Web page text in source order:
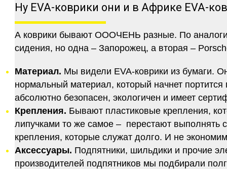
Ну EVA-коврики они и в Африке EVA-
А коврики бывают ОООЧЕНЬ разные. По
сидения, но одна – Запорожец, а вторая –
Материал. Мы видели EVA-коврики из бумаги.
нормальный материал, который начнет
абсолютно безопасен, экологичен и имеет
Крепления. Бывают пластиковые крепления,
липучками то же самое – перестают
крепления, которые служат долго. И не
Аксессуары. Подпятники, шильдики и прочие
производителей подпятников мы подбирали